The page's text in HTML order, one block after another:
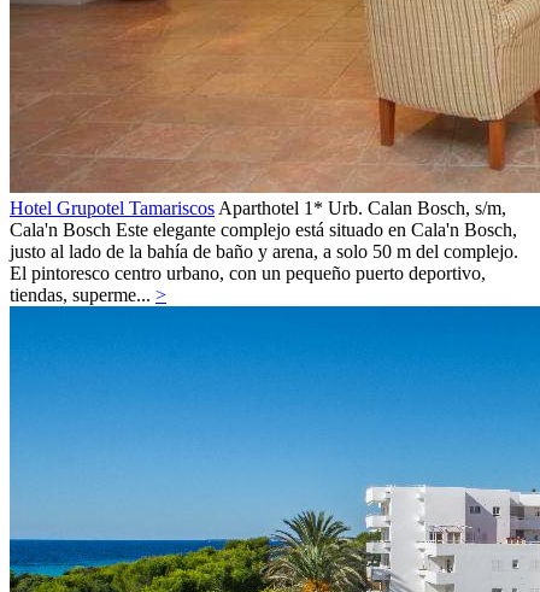
Hotel Grupotel Tamariscos Aparthotel 1* Urb. Calan Bosch, s/m,
Cala'n Bosch Este elegante complejo está situado en Cala'n Bosch,
justo al lado de la bahía de baño y arena, a solo 50 m del complejo.
El pintoresco centro urbano, con un pequeño puerto deportivo,
tiendas, superme... >